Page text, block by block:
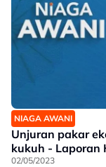
NIAGA AWANI
Unjuran pakar
kukuh - Laporan
02/05/2023